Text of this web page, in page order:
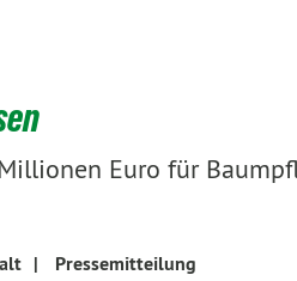
Euro für
| Pressemitteilung